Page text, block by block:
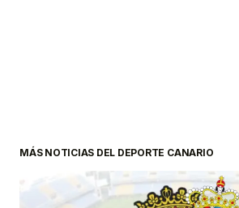
MÁS NOTICIAS DEL DEPORTE CANARIO